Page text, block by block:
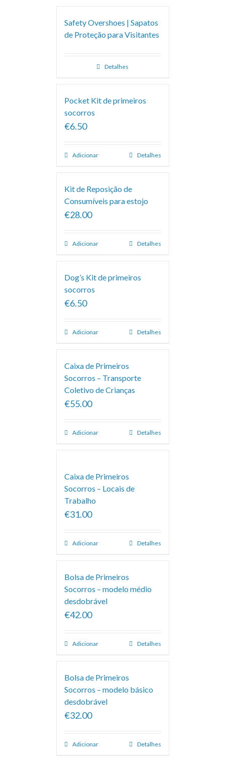
Safety Overshoes | Sapatos
de Proteção para Visitantes
Detalhes
Pocket Kit de primeiros
socorros
€6.50
Adicionar Detalhes
Kit de Reposição de
Consumíveis para estojo
€28.00
Adicionar Detalhes
Dog’s Kit de primeiros
socorros
€6.50
Adicionar Detalhes
Caixa de Primeiros
Socorros – Transporte
Coletivo de Crianças
€55.00
Adicionar Detalhes
Caixa de Primeiros
Socorros – Locais de
Trabalho
€31.00
Adicionar Detalhes
Bolsa de Primeiros
Socorros – modelo médio
desdobrável
€42.00
Adicionar Detalhes
Bolsa de Primeiros
Socorros – modelo básico
desdobrável
€32.00
Adicionar Detalhes